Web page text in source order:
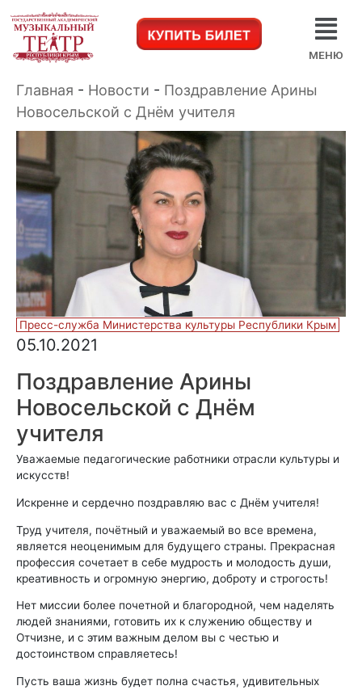
МЕНЮ
Главная - Новости - Поздравление Арины
Новосельской с Днём учителя
Пресс-служба Министерства культуры Республики Крым
05.10.2021
Поздравление Арины
Новосельской с Днём
учителя
Уважаемые педагогические работники отрасли культуры и
искусств!
Искренне и сердечно поздравляю вас с Днём учителя!
Труд учителя, почётный и уважаемый во все времена,
является неоценимым для будущего страны. Прекрасная
профессия сочетает в себе мудрость и молодость души,
креативность и огромную энергию, доброту и строгость!
Нет миссии более почетной и благородной, чем наделять
людей знаниями, готовить их к служению обществу и
Отчизне, и с этим важным делом вы с честью и
достоинством справляетесь!
Пусть ваша жизнь будет полна счастья, удивительных